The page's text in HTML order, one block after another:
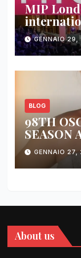
MIP
GENNAIO
BLOG
98TH
SEASON
FOR
GENNAIO 27,
About us